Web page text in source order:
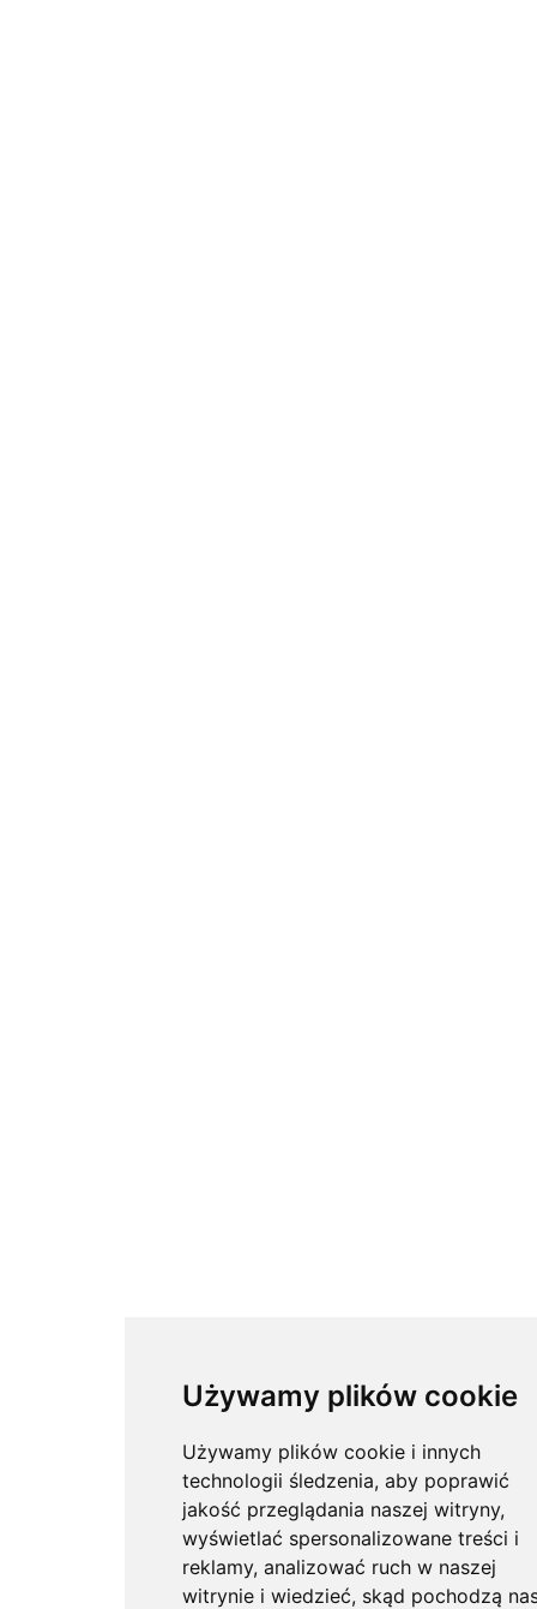
Używamy plików cookie
Używamy plików cookie i innych
technologii śledzenia, aby poprawić
jakość przeglądania naszej witryny,
wyświetlać spersonalizowane treści i
reklamy, analizować ruch w naszej
witrynie i wiedzieć, skąd pochodzą